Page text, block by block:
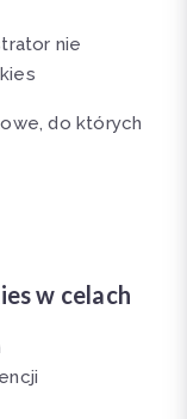
nie
do których
w celach